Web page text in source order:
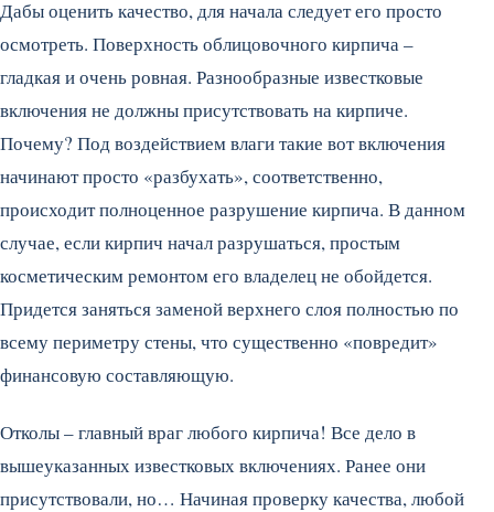
Дабы оценить качество, для начала следует его просто
осмотреть. Поверхность облицовочного кирпича –
гладкая и очень ровная. Разнообразные известковые
включения не должны присутствовать на кирпиче.
Почему? Под воздействием влаги такие вот включения
начинают просто «разбухать», соответственно,
происходит полноценное разрушение кирпича. В данном
случае, если кирпич начал разрушаться, простым
косметическим ремонтом его владелец не обойдется.
Придется заняться заменой верхнего слоя полностью по
всему периметру стены, что существенно «повредит»
финансовую составляющую.
Отколы – главный враг любого кирпича! Все дело в
вышеуказанных известковых включениях. Ранее они
присутствовали, но… Начиная проверку качества, любой